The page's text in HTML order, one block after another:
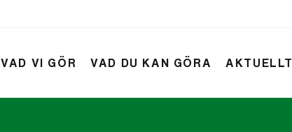
VAD VI GÖR VAD DU KAN GÖRA AKTUELLT